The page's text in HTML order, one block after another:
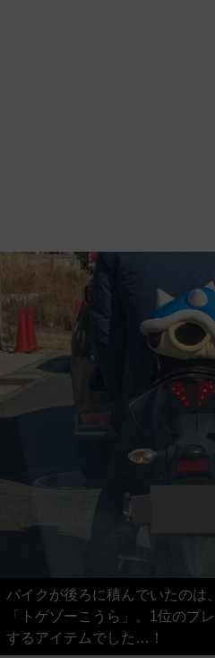
バイクが後ろに積んでいたのは
「トゲゾーこうら」。1位のプ
するアイテムでした…！